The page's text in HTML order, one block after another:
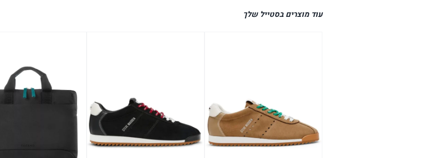
עוד מוצרים בסטייל שלך